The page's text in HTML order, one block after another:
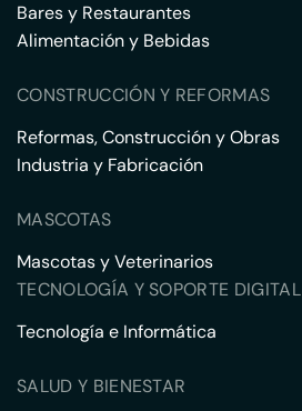
Bares y Restaurantes
Alimentación y Bebidas
CONSTRUCCIÓN Y REFORMAS
Reformas, Construcción y Obras
Industria y Fabricación
MASCOTAS
Mascotas y Veterinarios
TECNOLOGÍA Y SOPORTE DIGITAL
Tecnología e Informática
SALUD Y BIENESTAR